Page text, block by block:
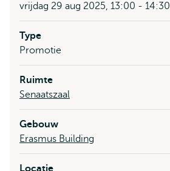
vrijdag 29 aug 2025, 13:00 - 14:30
Type
Promotie
Ruimte
Senaatszaal
Gebouw
Erasmus Building
Locatie